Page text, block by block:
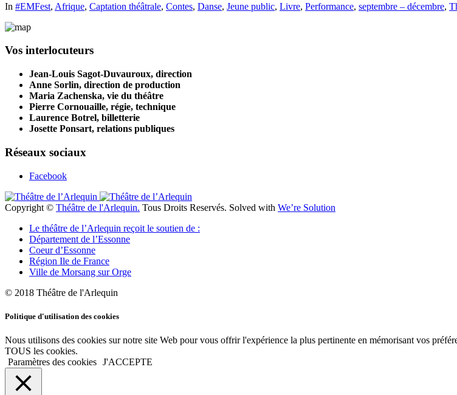
In #EMFest, Afrique, Captation théâtrale, Contes, Danse, Jeune public, Livre, Performance, septembre – décembre,
Vos interlocuteurs
Jean-Louis Sagot-Duvauroux, direction
Anne Sorlin, direction de production
Maria Zachenska, vie du théâtre
Pierre Cornouaille, régie, technique
Laurence Botrel, billetterie
Josette Ponsart, relations publiques
Réseaux sociaux
Facebook
Copyright © Théâtre de l'Arlequin. Tous Droits Reservés. Solved with We’re Solution
Le théâtre de l’Arlequin reçoit le soutien de :
Département de l’Essonne
Coeur d’Essonne
Région Ile de France
Ville de Morsang sur Orge
© 2018 Théâtre de l'Arlequin
Politique d'utilisation des cookies
Nous utilisons des cookies sur notre site Web pour vous offrir l'expérience la plus pertinente en mémorisant vos
TOUS les cookies.
Paramètres des cookies J'ACCEPTE